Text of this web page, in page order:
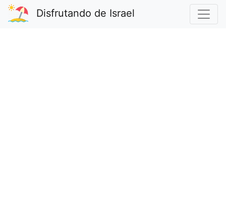
Disfrutando de Israel